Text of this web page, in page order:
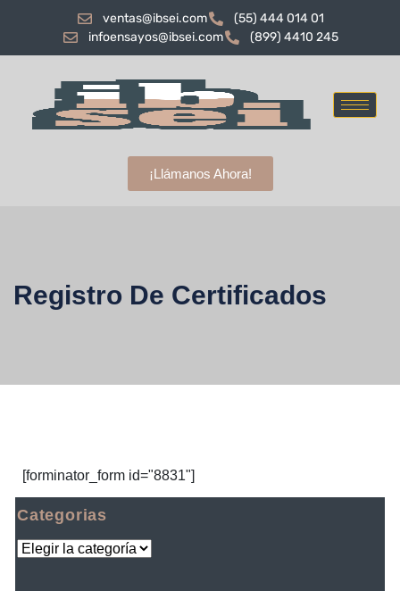
ventas@ibsei.com
(55) 444 014 01
infoensayos@ibsei.com
(899) 4410 245
¡Llámanos Ahora!
Registro De Certificados
[forminator_form id="8831"]
Categorias